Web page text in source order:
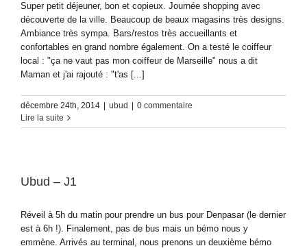
Super petit déjeuner, bon et copieux. Journée shopping avec
découverte de la ville. Beaucoup de beaux magasins très designs.
Ambiance très sympa. Bars/restos très accueillants et
confortables en grand nombre également. On a testé le coiffeur
local : "ça ne vaut pas mon coiffeur de Marseille" nous a dit
Maman et j'ai rajouté : "t'as [...]
décembre 24th, 2014 ubud
0 commentaire
Lire la suite
Ubud – J1
Réveil à 5h du matin pour prendre un bus pour Denpasar (le dernier
est à 6h !). Finalement, pas de bus mais un bémo nous y
emmène. Arrivés au terminal, nous prenons un deuxième bémo